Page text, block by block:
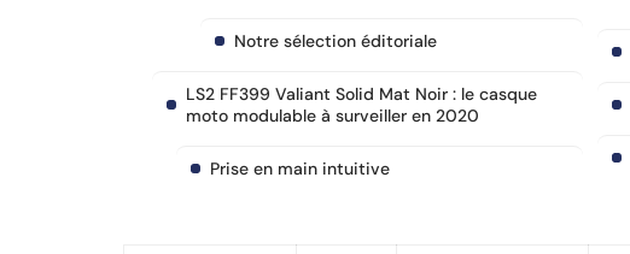
Notre sélection éditoriale
LS2 FF399 Valiant Solid Mat Noir : le casque
moto modulable à surveiller en 2020
Prise en main intuitive